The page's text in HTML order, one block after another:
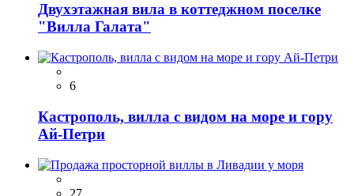
Двухэтажная вила в коттеджном поселке
"Вилла Галата"
6
Кастрополь, вилла с видом на море и гору
Ай-Петри
27